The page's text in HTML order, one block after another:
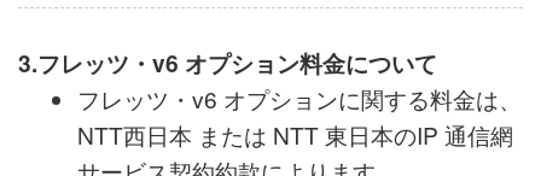
用量を加算します。
ご利用上の注意事項については、NTT 東日
本 及び NTT 西日本のホームページにてご